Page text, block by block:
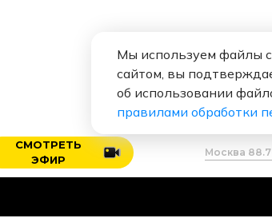
СМОТРЕТЬ
ЭФИР
Москва 88.7
Мы используем файлы
сайтом, вы
об использовании
правилами обработки